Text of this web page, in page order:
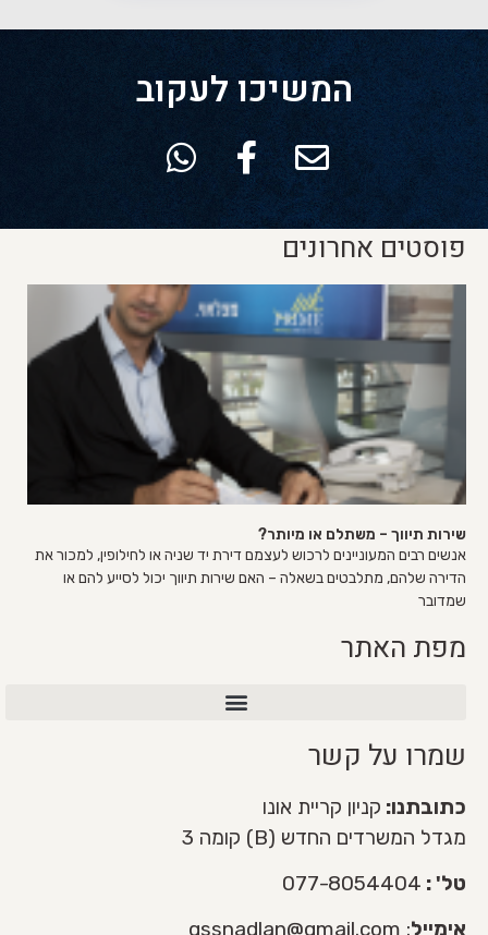
המשיכו לעקוב
פוסטים אחרונים
שירות תיווך – משתלם או מיותר?
אנשים רבים המעוניינים לרכוש לעצמם דירת יד שניה או לחילופין, למכור את
הדירה שלהם, מתלבטים בשאלה – האם שירות תיווך יכול לסייע להם או
שמדובר
מפת האתר
שמרו על קשר
כתובתנו: קניון קריית אונו
מגדל המשרדים החדש (B) קומה 3
טל' : 077-8054404
אימייל:
gssnadlan@gmail.com